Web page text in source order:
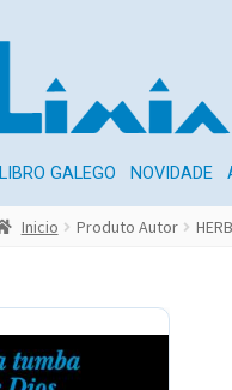
LIBRO GALEGO NOVIDADE
Inicio Produto Autor